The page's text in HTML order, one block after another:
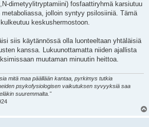
dimetyylitryptamiini) fosfaattiryhmä karsiutuu
jolloin syntyy psilosiiniä. Tämä
keskushermostoon.
siis käytännössä olla luonteeltaan yhtäläisiä
kanssa. Lukuunottamatta niiden ajallista
muutaman minuutin heittoa.
mitä maa päällään kantaa, pyrkimys tutkia
psykofysiologisen vaikutuksen syvyyksiä saa
suuremmalta."